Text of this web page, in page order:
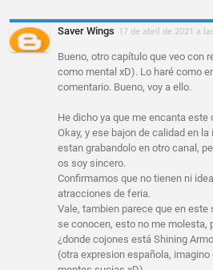
Saver Wings 17 de abril de 2021 a
Bueno, otro capítulo que veo con
como mental xD). Lo haré como
comentario. Bueno, voy a ello.
He dicho ya que me encanta este
Okay, y ese bajon de calidad en
estan grabandolo en otro canal,
os soy sincero.
Confirmamos que no tienen ni
atracciones de feria.
Vale, tambien parece que en
se conocen, esto no me molesta,
¿donde cojones está Shining
(otra expresion española,